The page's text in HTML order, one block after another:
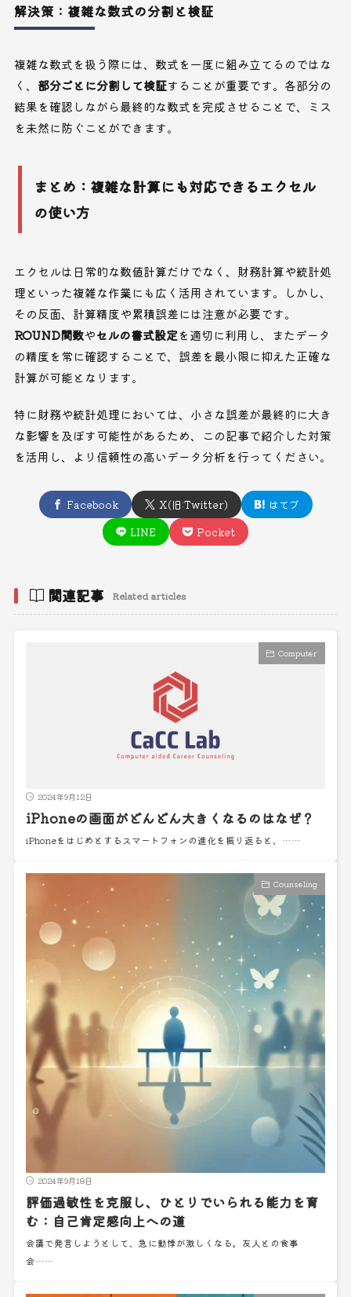
解決策：複雑な数式の分割と検証
複雑な数式を扱う際には、数式を一度に組み立てるのではな
く、 部分ごとに分割して検証することが重要です。各部分の
結果を確認しながら最終的な数式を完成させることで、ミス
を未然に防ぐことができます。
まとめ：複雑な計算にも対応できるエクセル
の使い方
エクセルは日常的な数値計算だけでなく、財務計算や統計処
理といった複雑な作業にも広く活用されています。しかし、
その反面、計算精度や累積誤差には注意が必要です。
ROUND関数やセルの書式設定を適切に利用し、またデータ
の精度を常に確認することで、誤差を最小限に抑えた正確な
計算が可能となります。
特に財務や統計処理においては、小さな誤差が最終的に大き
な影響を及ぼす可能性があるため、この記事で紹介した対策
を活用し、より信頼性の高いデータ分析を行ってください。
Facebook X(旧:Twitter)
はてブ
LINE
Pocket
関連記事 Related articles
Computer
2024年9月12日
iPhoneの画面がどんどん大きくなるのはなぜ？
iPhoneをはじめとするスマートフォンの進化を振り返ると、……
Counseling
2024年9月18日
評価過敏性を克服し、ひとりでいられる能力を育
む：自己肯定感向上への道
会議で発言しようとして、急に動悸が激しくなる。友人との食事
会……